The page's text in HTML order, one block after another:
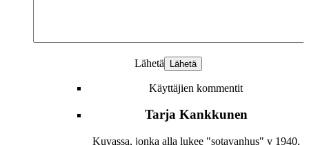
Lähetä
Käyttäjien kommentit
Tarja Kankkunen
Kuvassa, jonka alla lukee "sotavanhus" v 1940,